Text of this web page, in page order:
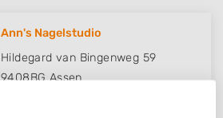
Ann's Nagelstudio
Hildegard van Bingenweg 59
9408BG Assen